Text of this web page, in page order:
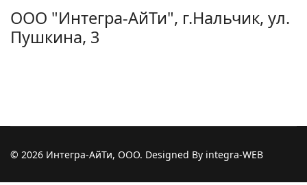
ООО "Интегра-АйТи", г.Нальчик, ул.
Пушкина, 3
© 2026 Интегра-АйТи, ООО. Designed By integra-WEB